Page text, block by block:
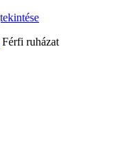
Férfi ruházat